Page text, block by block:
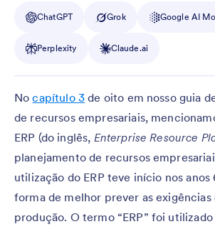
ChatGPT Grok Google AI
Perplexity Claude.ai
Nocapítulo 3 de oito em nosso guia
de recursos empresariais,
ERP (do inglês, Enterprise Resource
planejamento de recursos
utilização do ERP teve início nos
forma de melhor prever as exigências
produção. O termo “ERP” foi